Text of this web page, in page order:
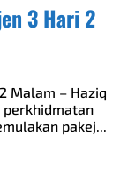
3 Hari 2
Malam – Haziq
perkhidmatan
pakej...